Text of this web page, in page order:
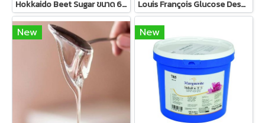
Hokkaido Beet Sugar ขนาด 600g - น้ำตาลหัวผักกาดญี่ปุ่น Louis François Glucose Deshydrate Powder - Glucose Syrup Powder
New New